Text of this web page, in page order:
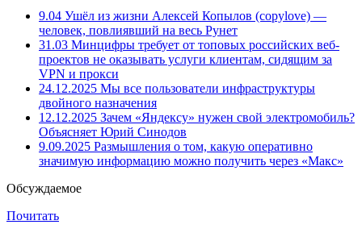
9.04 Ушёл из жизни Алексей Копылов (copylove) —
человек, повлиявший на весь Рунет
31.03 Минцифры требует от топовых российских веб-
проектов не оказывать услуги клиентам, сидящим за
VPN и прокси
24.12.2025 Мы все пользователи инфраструктуры
двойного назначения
12.12.2025 Зачем «Яндексу» нужен свой электромобиль?
Объясняет Юрий Синодов
9.09.2025 Размышления о том, какую оперативно
значимую информацию можно получить через «Макс»
Обсуждаемое
Почитать